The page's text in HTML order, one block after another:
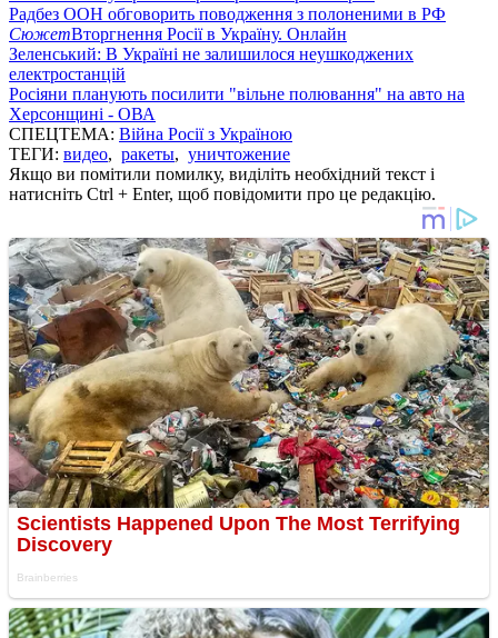
Радбез ООН обговорить поводження з полоненими в РФ
СюжетВторгнення Росії в Україну. Онлайн
Зеленський: В Україні не залишилося неушкоджених
електростанцій
Росіяни планують посилити "вільне полювання" на авто на
Херсонщині - ОВА
СПЕЦТЕМА: Війна Росії з Україною
ТЕГИ: видео, ракеты, уничтожение
Якщо ви помітили помилку, виділіть необхідний текст і
натисніть Ctrl + Enter, щоб повідомити про це редакцію.